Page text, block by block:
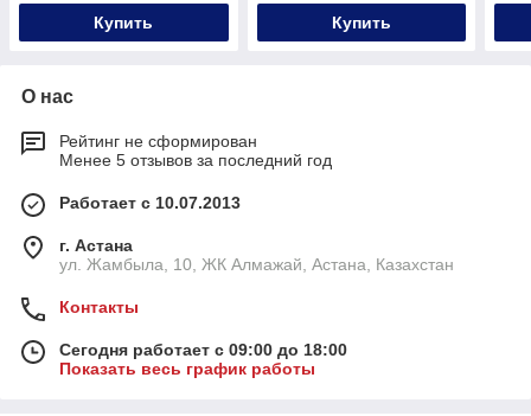
Купить Купить
О нас
Рейтинг не сформирован
Менее 5 отзывов за последний год
Работает с 10.07.2013
г. Астана
ул. Жамбыла, 10, ЖК Алмажай, Астана, Казахстан
Контакты
Сегодня работает с 09:00 до 18:00
Показать весь график работы